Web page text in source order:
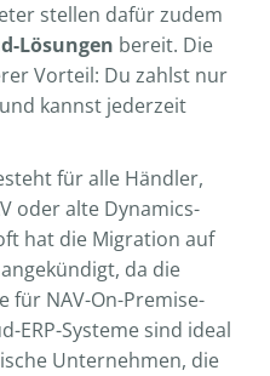
stellen dafür zudem
Lösungen bereit. Die
Vorteil: Du zahlst nur
kannst jederzeit
für alle Händler,
oder alte Dynamics-
hat die Migration auf
da die
für NAV-On-Premise-
ERP-Systeme sind ideal
Unternehmen, die